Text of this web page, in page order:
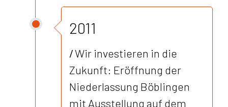
2011
/Wir investieren in die
Zukunft: Eröffnung der
Niederlassung Böblingen
mit Ausstellung auf dem